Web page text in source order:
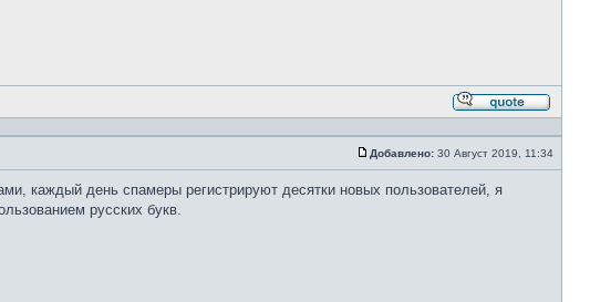
Сообщение
Добавлено: 30 Август 2019, 11:34
каждый день спамеры регистрируют десятки новых пользователей, я
русских букв.